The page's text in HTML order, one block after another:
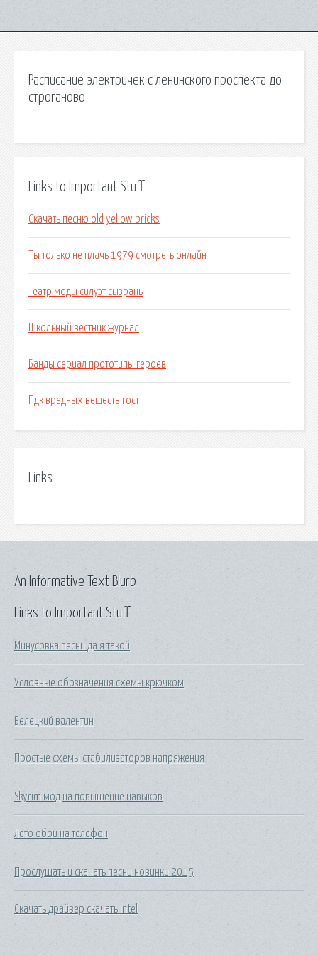
Расписание электричек с ленинского проспекта до
строганово
Links to Important Stuff
Скачать песню old yellow bricks
Ты только не плачь 1979 смотреть онлайн
Театр моды силуэт сызрань
Школьный вестник журнал
Банды сериал прототипы героев
Пдк вредных веществ гост
Links
Links to Important Stuff
Минусовка песни да я такой
Условные обозначения схемы крючком
Белецкий валентин
Простые схемы стабилизаторов напряжения
Skyrim мод на повышение навыков
Лето обои на телефон
Прослушать и скачать песни новинки 2015
Скачать драйвер скачать intel
An Informative Text Blurb